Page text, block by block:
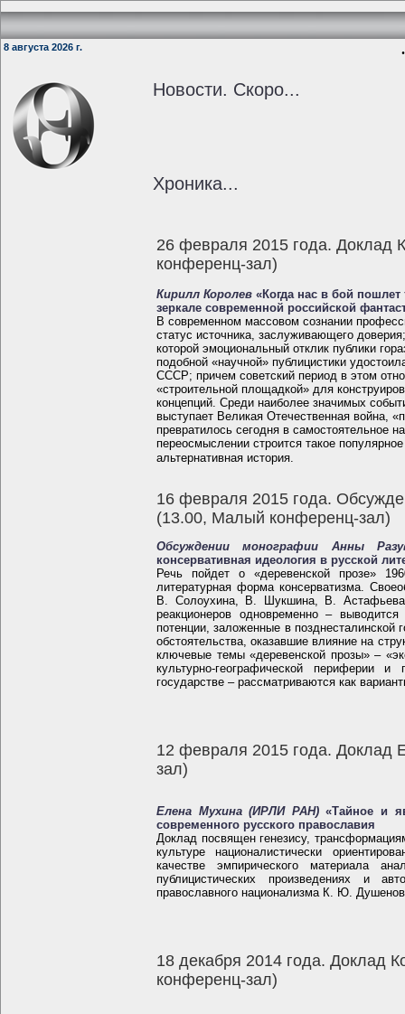
8 августа 2026 г.
Новости. Скоро...
Хроника...
26 февраля 2015 года. Доклад
конференц-зал)
Кирилл Королев «Когда нас в бой
зеркале современной российской
В современном массовом сознании
статус источника, заслуживающего
которой эмоциональный отклик публики
подобной «научной» публицистики
СССР; причем советский период в этом
«строительной площадкой» для
концепций. Среди наиболее значимых
выступает Великая Отечественная война,
превратилось сегодня в самостоятельное
переосмыслении строится такое
альтернативная история.
16 февраля 2015 года.
(13.00, Малый конференц-зал)
Обсуждении монографии Анны
консервативная идеология в русской
Речь пойдет о «деревенской прозе»
литературная форма консерватизма.
В. Солоухина, В. Шукшина, В.
реакционеров одновременно – выводится
потенции, заложенные в
обстоятельства, оказавшие влияние на
ключевые темы «деревенской прозы» –
культурно-географической периферии
государстве – рассматриваются как
12 февраля 2015 года.
зал)
Елена Мухина (ИРЛИ РАН)«Тайное и
современного русского православия
Доклад посвящен генезису,
культуре националистически
качестве эмпирического материала
публицистических произведениях и
православного национализма К. Ю.
18 декабря 2014 года. Доклад
конференц-зал)